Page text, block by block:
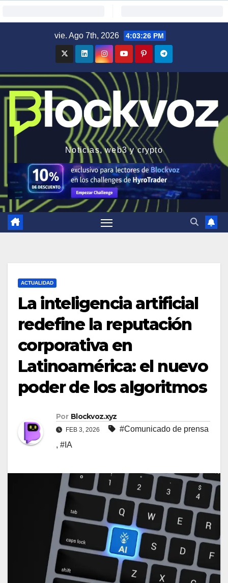
vie. Ago 7th, 2026 4:03:27 PM
Noticias, web3 y crypto
ACTUALIDAD
La inteligencia artificial
redefine la reputación
corporativa en
Latinoamérica: el nuevo
poder de los algoritmos
Por Blockvoz.xyz
FEB 3, 2026
#Comunicado de prensa
, #IA